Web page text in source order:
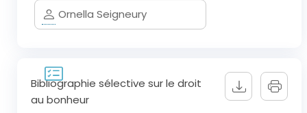
Ornella Seigneury
Bibliographie sélective sur le droit
au bonheur